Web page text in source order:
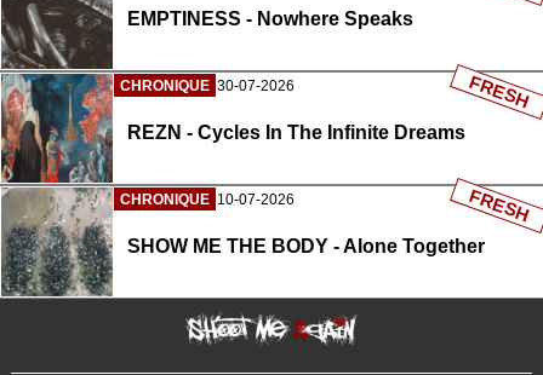
EMPTINESS - Nowhere Speaks
CHRONIQUE 30-07-2026
REZN - Cycles In The Infinite Dreams
FRESH
CHRONIQUE 10-07-2026
SHOW ME THE BODY - Alone Together
FRESH